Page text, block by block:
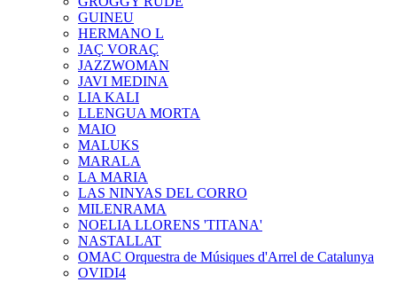
GUINEU
HERMANO L
JAÇ VORAÇ
JAZZWOMAN
JAVI MEDINA
LIA KALI
LLENGUA MORTA
MAIO
MALUKS
MARALA
LA MARIA
LAS NINYAS DEL CORRO
MILENRAMA
NOELIA LLORENS 'TITANA'
NASTALLAT
OMAC Orquestra de Músiques d'Arrel de Catalunya
OVIDI4